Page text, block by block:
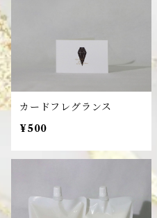
カードフレグランス
¥500